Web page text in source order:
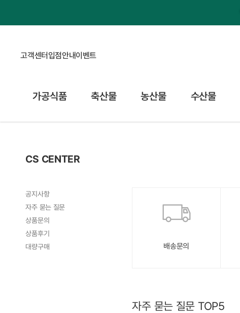
고객센터입점안내이벤트
가공식품 축산물 농산물 수산물
CS CENTER
공지사항
자주 묻는 질문
상품문의
상품후기
대량구매
배송문의
자주 묻는 질문 TOP5